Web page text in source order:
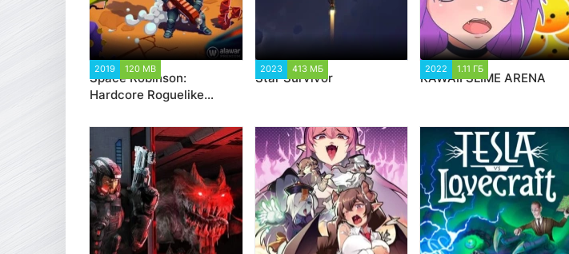
2019 120 MB
Space Robinson:
Hardcore Roguelike
2023 413 МБ
Star Survivor
2022 1.11 ГБ
KAWAII SLIME ARENA